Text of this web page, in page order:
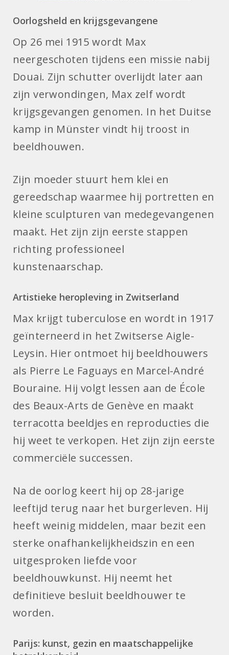
Oorlogsheld en krijgsgevangene
Op 26 mei 1915 wordt Max
neergeschoten tijdens een missie nabij
Douai. Zijn schutter overlijdt later aan
zijn verwondingen, Max zelf wordt
krijgsgevangen genomen. In het Duitse
kamp in Münster vindt hij troost in
beeldhouwen.
Zijn moeder stuurt hem klei en
gereedschap waarmee hij portretten en
kleine sculpturen van medegevangenen
maakt. Het zijn zijn eerste stappen
richting professioneel
kunstenaarschap.
Artistieke heropleving in Zwitserland
Max krijgt tuberculose en wordt in 1917
geïnterneerd in het Zwitserse Aigle-
Leysin. Hier ontmoet hij beeldhouwers
als Pierre Le Faguays en Marcel-André
Bouraine. Hij volgt lessen aan de École
des Beaux-Arts de Genève en maakt
terracotta beeldjes en reproducties die
hij weet te verkopen. Het zijn zijn eerste
commerciële successen.
Na de oorlog keert hij op 28-jarige
leeftijd terug naar het burgerleven. Hij
heeft weinig middelen, maar bezit een
sterke onafhankelijkheidszin en een
uitgesproken liefde voor
beeldhouwkunst. Hij neemt het
definitieve besluit beeldhouwer te
worden.
Parijs: kunst, gezin en maatschappelijke